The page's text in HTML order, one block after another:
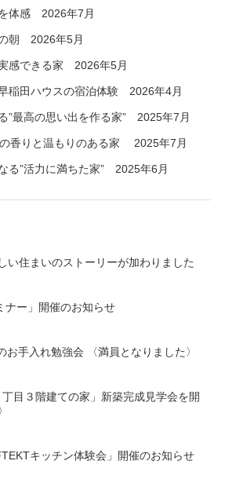
体感 2026年7月
朝 2026年5月
感できる家 2026年5月
稲田ハウスの宿泊体験 2026年4月
”最高の思い出を作る家” 2025年7月
香りと温もりのある家 2025年7月
る”活力に満ちた家” 2025年6月
い住まいのストーリーが加わりました
ナー」開催のお知らせ
手入れ勉強会 〈満員となりました〉
目３階建ての家」新築完成見学会を開
キッチン体験会」開催のお知らせ